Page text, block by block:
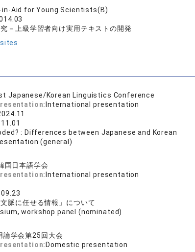
in-Aid for Young Scientists(B)
－上級学習者向け実用テキストの開発
Japanese/Korean Linguistics Conference
International presentation
: Differences between Japanese and Korean
(general)
国日本語学会
International presentation
脈に任せる情報」について
workshop panel (nominated)
論学会第25回大会
Domestic presentation